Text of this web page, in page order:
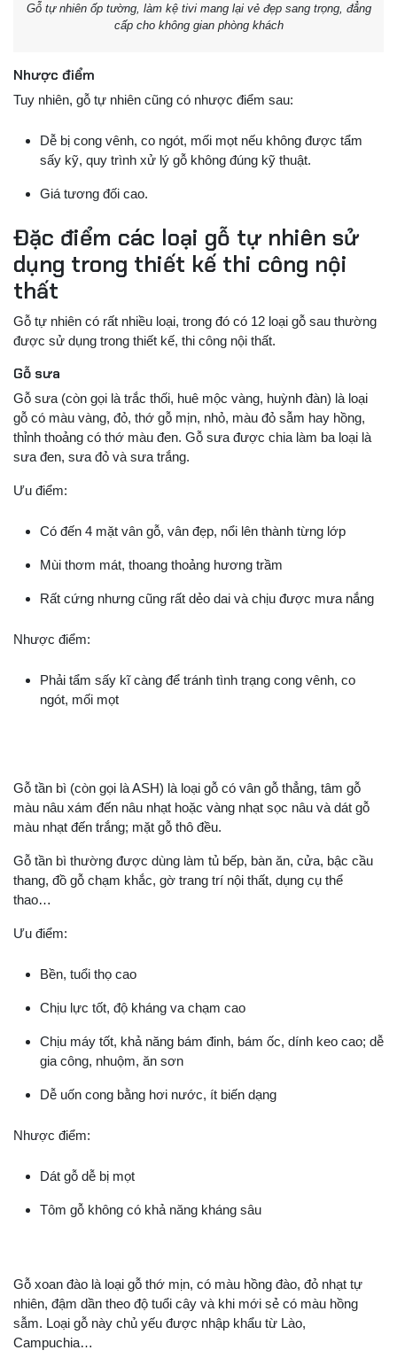
Gỗ tự nhiên ốp tường, làm kệ tivi mang lại vẻ đẹp sang trọng, đẳng
cấp cho không gian phòng khách
Nhược điểm
Tuy nhiên, gỗ tự nhiên cũng có nhược điểm sau:
Dễ bị cong vênh, co ngót, mối mọt nếu không được tẩm
sấy kỹ, quy trình xử lý gỗ không đúng kỹ thuật.
Giá tương đối cao.
Đặc điểm các loại gỗ tự nhiên sử
dụng trong thiết kế thi công nội
thất
Gỗ tự nhiên có rất nhiều loại, trong đó có 12 loại gỗ sau thường
được sử dụng trong thiết kế, thi công nội thất.
Gỗ sưa
Gỗ sưa (còn gọi là trắc thối, huê mộc vàng, huỳnh đàn) là loại
gỗ có màu vàng, đỏ, thớ gỗ mịn, nhỏ, màu đỏ sẫm hay hồng,
thỉnh thoảng có thớ màu đen. Gỗ sưa được chia làm ba loại là
sưa đen, sưa đỏ và sưa trắng.
Ưu điểm:
Có đến 4 mặt vân gỗ, vân đẹp, nổi lên thành từng lớp
Mùi thơm mát, thoang thoảng hương trầm
Rất cứng nhưng cũng rất dẻo dai và chịu được mưa nắng
Nhược điểm:
Phải tẩm sấy kĩ càng để tránh tình trạng cong vênh, co
ngót, mối mọt
Gỗ tần bì (còn gọi là ASH) là loại gỗ có vân gỗ thẳng, tâm gỗ
màu nâu xám đến nâu nhạt hoặc vàng nhạt sọc nâu và dát gỗ
màu nhạt đến trắng; mặt gỗ thô đều.
Gỗ tần bì thường được dùng làm tủ bếp, bàn ăn, cửa, bậc cầu
thang, đồ gỗ chạm khắc, gờ trang trí nội thất, dụng cụ thể
thao…
Ưu điểm:
Bền, tuổi thọ cao
Chịu lực tốt, độ kháng va chạm cao
Chịu máy tốt, khả năng bám đinh, bám ốc, dính keo cao; dễ
gia công, nhuộm, ăn sơn
Dễ uốn cong bằng hơi nước, ít biến dạng
Nhược điểm:
Dát gỗ dễ bị mọt
Tôm gỗ không có khả năng kháng sâu
Gỗ xoan đào là loại gỗ thớ mịn, có màu hồng đào, đỏ nhạt tự
nhiên, đậm dần theo độ tuổi cây và khi mới sẻ có màu hồng
sẫm. Loại gỗ này chủ yếu được nhập khẩu từ Lào,
Campuchia…